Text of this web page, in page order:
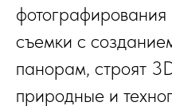
съемки с
панорам, строят
природные и